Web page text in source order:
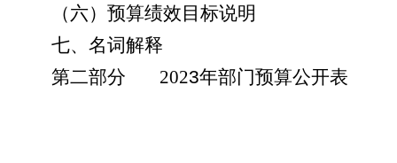
（六）预算绩效目标说明
七、名词解释
第二部分 2023年部门预算公开表